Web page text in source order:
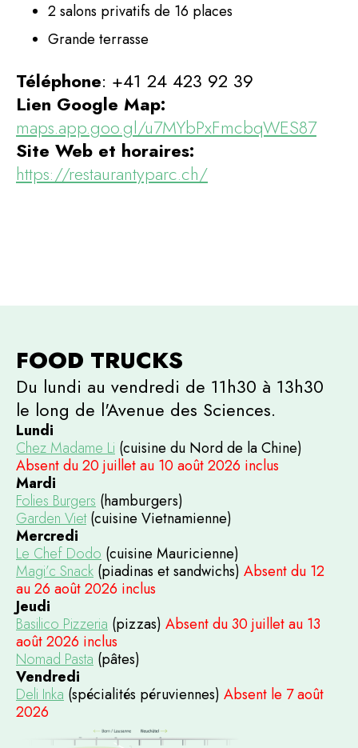
2 salons privatifs de 16 places
Grande terrasse
Téléphone: +41 24 423 92 39
Lien Google Map:
maps.app.goo.gl/u7MYbPxFmcbqWES87
Site Web et horaires:
https://restaurantyparc.ch/
FOOD TRUCKS
Du lundi au vendredi de 11h30 à 13h30
le long de l'Avenue des Sciences.
Lundi
Chez Madame Li (cuisine du Nord de la Chine)
Absent du 20 juillet au 10 août 2026 inclus
Mardi
Folies Burgers (hamburgers)
Garden Viet(cuisine Vietnamienne)
Mercredi
Le Chef Dodo (cuisine Mauricienne)
Magi’c Snack (piadinas et sandwichs) Absent du 12
au 26 août 2026 inclus
Jeudi
Basilico Pizzeria (pizzas) Absent du 30 juillet au 13
août 2026 inclus
Nomad Pasta (pâtes)
Vendredi
Deli Inka (spécialités péruviennes) Absent le 7 août
2026